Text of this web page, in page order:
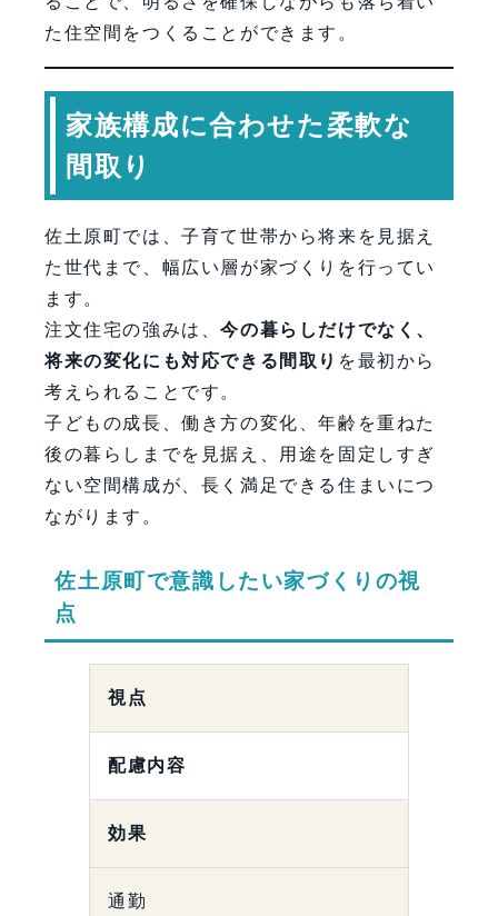
た住空間をつくることができます。
家族構成に合わせた柔軟な
間取り
佐土原町では、子育て世帯から将来を見据え
た世代まで、幅広い層が家づくりを行ってい
ます。
注文住宅の強みは、今の暮らしだけでなく、
将来の変化にも対応できる間取り を最初から
考えられることです。
子どもの成長、働き方の変化、年齢を重ねた
後の暮らしまでを見据え、用途を固定しすぎ
ない空間構成が、長く満足できる住まいにつ
ながります。
佐土原町で意識したい家づくりの視
点
視点
配慮内容
効果
通勤